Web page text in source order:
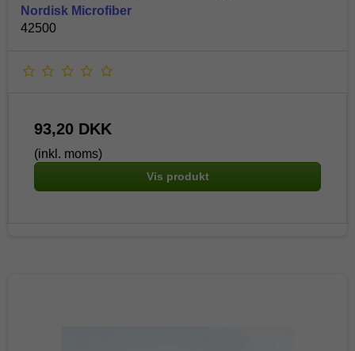
Nordisk Microfiber
42500
93,20 DKK
(inkl. moms)
Vis produkt